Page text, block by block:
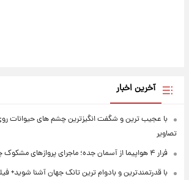
آخرین اخبار
با عجیب ترین و شگفت انگیزترین چشم های حیوانات
تصاویر
فرار ۴ هواپیما از آسمان جده؛ ماجرای پروازهای مشکوک چیست؟
با قدرتمندترین و بادوام ترین تانک جهان آشنا شوید+